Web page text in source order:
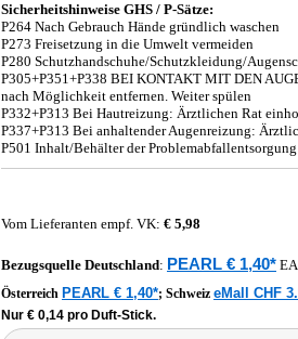
Sicherheitshinweise GHS / P-Sätze:
P264 Nach Gebrauch Hände gründlich waschen
P273 Freisetzung in die Umwelt vermeiden
P280 Schutzhandschuhe/Schutzkleidung/
P305+P351+P338 BEI KONTAKT MIT DEN
nach Möglichkeit entfernen. Weiter spülen
P332+P313 Bei Hautreizung: Ärztlichen Rat
P337+P313 Bei anhaltender Augenreizung:
P501 Inhalt/Behälter der
Vom Lieferanten empf. VK: € 5,98
Bezugsquelle Deutschland: PEARL € 1,40*
Österreich PEARL € 1,40*; Schweiz eMall CHF
Nur € 0,14 pro Duft-Stick.